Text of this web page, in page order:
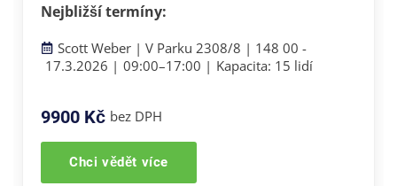
Nejbližší termíny:
Scott Weber | V Parku 2308/8 | 148 00 -
17.3.2026 | 09:00–17:00 | Kapacita: 15 lidí
9900 Kč bez DPH
Chci vědět více